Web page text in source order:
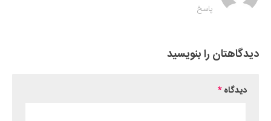
پاسخ
دیدگاهتان را بنویسید
دیدگاه*